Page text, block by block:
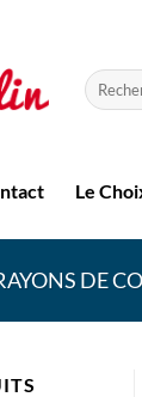
Recherche
pour :
Le
DE